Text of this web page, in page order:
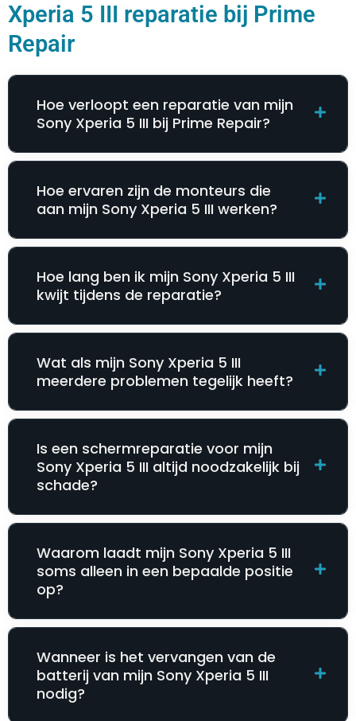
Xperia 5 III reparatie bij Prime
Repair
Hoe verloopt een reparatie van mijn
Sony Xperia 5 III bij Prime Repair?
Hoe ervaren zijn de monteurs die
aan mijn Sony Xperia 5 III werken?
Hoe lang ben ik mijn Sony Xperia 5 III
kwijt tijdens de reparatie?
Wat als mijn Sony Xperia 5 III
meerdere problemen tegelijk heeft?
Is een schermreparatie voor mijn
Sony Xperia 5 III altijd noodzakelijk bij
schade?
Waarom laadt mijn Sony Xperia 5 III
soms alleen in een bepaalde positie
op?
Wanneer is het vervangen van de
batterij van mijn Sony Xperia 5 III
nodig?